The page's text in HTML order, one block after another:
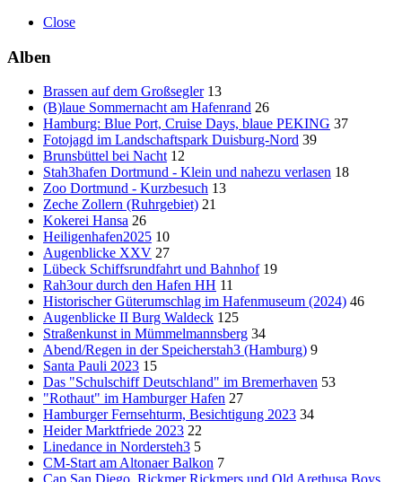
Close
Alben
Brassen auf dem Großsegler 13
(B)laue Sommernacht am Hafenrand 26
Hamburg: Blue Port, Cruise Days, blaue PEKING 37
Fotojagd im Landschaftspark Duisburg-Nord 39
Brunsbüttel bei Nacht 12
Stah3hafen Dortmund - Klein und nahezu verlasen 18
Zoo Dortmund - Kurzbesuch 13
Zeche Zollern (Ruhrgebiet) 21
Kokerei Hansa 26
Heiligenhafen2025 10
Augenblicke XXV 27
Lübeck Schiffsrundfahrt und Bahnhof 19
Rah3our durch den Hafen HH 11
Historischer Güterumschlag im Hafenmuseum (2024) 46
Augenblicke II Burg Waldeck 125
Straßenkunst in Mümmelmannsberg 34
Abend/Regen in der Speicherstah3 (Hamburg) 9
Santa Pauli 2023 15
Das "Schulschiff Deutschland" im Bremerhaven 53
"Rothaut" im Hamburger Hafen 27
Hamburger Fernsehturm, Besichtigung 2023 34
Heider Marktfriede 2023 22
Linedance in Nordersteh3 5
CM-Start am Altonaer Balkon 7